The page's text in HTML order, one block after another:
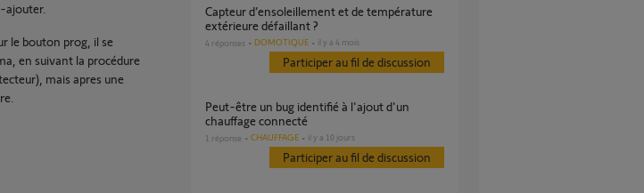
ajouter.
le bouton prog, il se
en suivant la procédure
mais apres une
Capteur d’ensoleillement et de température
extérieure défaillant ?
4 réponses DOMOTIQUE il y a 4 mois
Participer au fil de discussion
Peut-être un bug identifié à l'ajout d'un
chauffage connecté
1 réponse CHAUFFAGE il y a 10 jours
Participer au fil de discussion